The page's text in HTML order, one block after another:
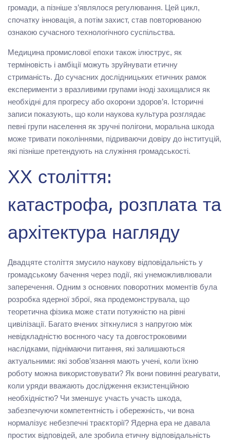
громади, а пізніше з’являлося регулювання. Цей цикл,
спочатку інновація, а потім захист, став повторюваною
ознакою сучасного технологічного суспільства.
Медицина промислової епохи також ілюструє, як
терміновість і амбіції можуть зруйнувати етичну
стриманість. До сучасних дослідницьких етичних рамок
експерименти з вразливими групами іноді захищалися як
необхідні для прогресу або охорони здоров’я. Історичні
записи показують, що коли наукова культура розглядає
певні групи населення як зручні полігони, моральна шкода
може тривати поколіннями, підриваючи довіру до інституцій,
які пізніше претендують на служіння громадськості.
ХХ століття:
катастрофа, розплата та
архітектура нагляду
Двадцяте століття змусило наукову відповідальність у
громадському бачення через події, які унеможливлювали
заперечення. Одним з основних поворотних моментів була
розробка ядерної зброї, яка продемонструвала, що
теоретична фізика може стати потужністю на рівні
цивілізації. Багато вчених зіткнулися з напругою між
невідкладністю воєнного часу та довгостроковими
наслідками, піднімаючи питання, які залишаються
актуальними: які зобов’язання мають учені, коли їхню
роботу можна використовувати? Як вони повинні реагувати,
коли уряди вважають дослідження екзистенційною
необхідністю? Чи зменшує участь участь шкода,
забезпечуючи компетентність і обережність, чи вона
нормалізує небезпечні траєкторії? Ядерна ера не давала
простих відповідей, але зробила етичну відповідальність